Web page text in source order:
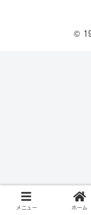
©
メニュー ホーム